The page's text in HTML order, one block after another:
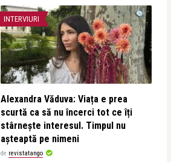
INTERVIURI
Alexandra Văduva: Viața e prea
scurtă ca să nu încerci tot ce îți
stârnește interesul. Timpul nu
așteaptă pe nimeni
de revistatango